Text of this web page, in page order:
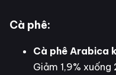
Cà phê:
Cà phê Arabica
Giảm 1,9%